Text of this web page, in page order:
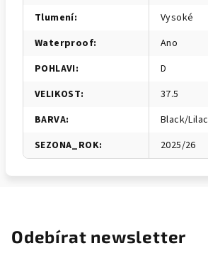
Tlumení:
Vysoké
Waterproof:
Ano
POHLAVI:
D
VELIKOST:
37.5
BARVA:
Black/Lilac
SEZONA_ROK: 2025/26
Odebírat newsletter